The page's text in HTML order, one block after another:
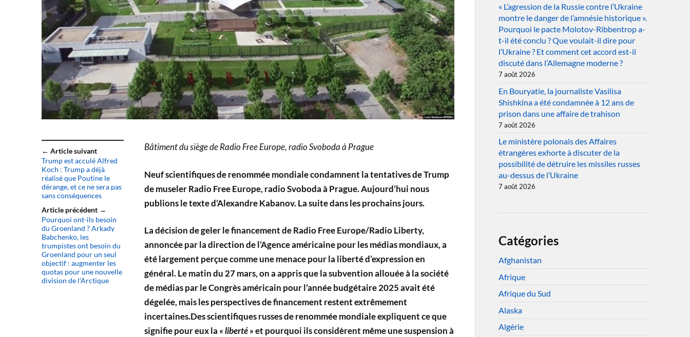
← Article suivant
Trump est acculé Alfred
Koch : Trump a déjà
réalisé que Poutine le
dérange, et ce ne sera pas
sans conséquences
Article précédent →
Pourquoi ont-ils besoin
du Groenland ? Arkady
Babchenko, les
trumpistes ont besoin du
Groenland pour un seul
objectif : augmenter les
quotas pour une nouvelle
division de l’Arctique
Bâtiment du siège de Radio Free Europe, radio Svoboda à Prague
Neuf scientifiques de renommée mondiale condamnent la tentatives de Trump
de museler Radio Free Europe, radio Svoboda à Prague. Aujourd’hui nous
publions le texte d’Alexandre Kabanov. La suite dans les prochains jours.
La décision de geler le financement deRadio Free Europe/Radio Liberty,
annoncée par la direction de l’Agence américaine pour les médias mondiaux, a
été largement perçue comme une menace pour la liberté d’expression en
général. Le matin du 27 mars, on a appris que la subvention allouée à la société
de médias par le Congrès américain pour l’année budgétaire 2025 avait été
dégelée, mais les perspectives de financement restent extrêmement
incertaines.Des scientifiques russes de renommée mondiale expliquent ce que
signifie pour eux la « liberté »et pourquoi ils considèrent même une suspension à
« L’agression de la Russie contre l’Ukraine
montre le danger de l’amnésie historique ».
Pourquoi le pacte Molotov-Ribbentrop a-
t-il été conclu ? Que voulait-il dire pour
l’Ukraine ? Et comment cet accord est-il
discuté dans l’Allemagne moderne ?
7 août 2026
En Bouryatie, la journaliste Vasilisa
Shishkina a été condamnée à 12 ans de
prison dans une affaire de trahison
7 août 2026
Le ministère polonais des Affaires
étrangères exhorte à discuter de la
possibilité de détruire les missiles russes
au-dessus de l’Ukraine
7 août 2026
Catégories
Afghanistan
Afrique
Afrique du Sud
Alaska
Algérie